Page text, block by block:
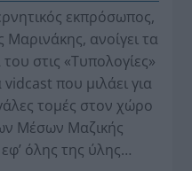
εκπρόσωπος,
Μαρινάκης, ανοίγει τα
στις «Τυπολογίες»
vidcast που μιλάει για
τομές στον χώρο
Μέσων Μαζικής
όλης της ύλης